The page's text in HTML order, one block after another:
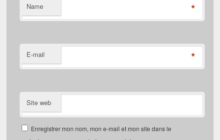
Name *
E-mail *
Site web
Enregistrer mon nom, mon e-mail et mon site dans le